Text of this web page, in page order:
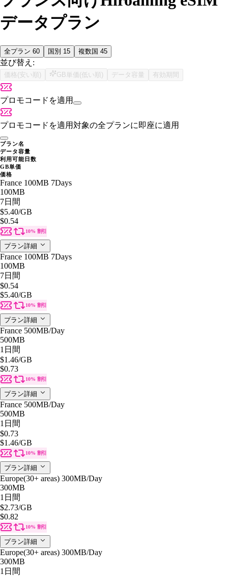
データプラン
全プラン 60 国別 15 複数国 45
並び替え:
価格(安い順) GB単価(低い順) データ容量 有効期間
プロモコードを適用
プロモコードを適用対象の全プランに即座に適用
プラン名
データ容量
利用可能日数
GB単価
価格
France 100MB 7Days
100MB
7日間
$5.40/GB
$0.54
10% 割引
プラン詳細
France 100MB 7Days
100MB
7日間
$0.54
$5.40/GB
10% 割引
プラン詳細
France 500MB/Day
500MB
1日間
$1.46/GB
$0.73
10% 割引
プラン詳細
France 500MB/Day
500MB
1日間
$0.73
$1.46/GB
10% 割引
プラン詳細
Europe(30+ areas) 300MB/Day
300MB
1日間
$2.73/GB
$0.82
10% 割引
プラン詳細
Europe(30+ areas) 300MB/Day
300MB
1日間